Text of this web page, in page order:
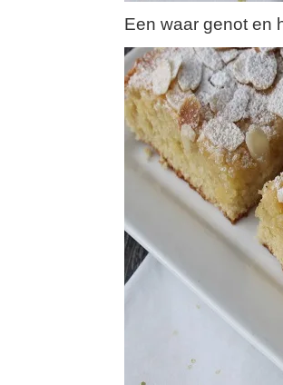
Een waar genot en